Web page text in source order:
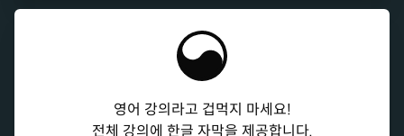
영어 강의라고 겁먹지 마세요!
전체 강의에 한글 자막을 제공합니다.